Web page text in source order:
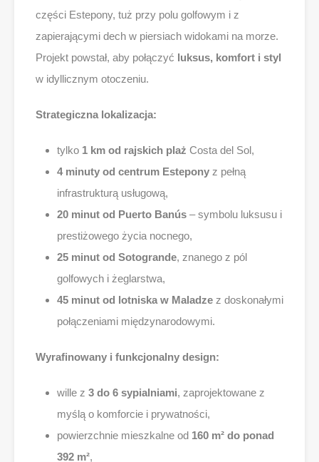
części Estepony, tuż przy polu golfowym i z
zapierającymi dech w piersiach widokami na morze.
Projekt powstał, aby połączyć luksus, komfort i styl
w idyllicznym otoczeniu.
Strategiczna lokalizacja:
tylko 1 km od rajskich plaż Costa del Sol,
4 minuty od centrum Estepony z pełną
infrastrukturą usługową,
20 minut od Puerto Banús – symbolu luksusu i
prestiżowego życia nocnego,
25 minut od Sotogrande, znanego z pól
golfowych i żeglarstwa,
45 minut od lotniska w Maladze z doskonałymi
połączeniami międzynarodowymi.
Wyrafinowany i funkcjonalny design:
wille z 3 do 6 sypialniami, zaprojektowane z
myślą o komforcie i prywatności,
powierzchnie mieszkalne od 160 m² do ponad
392 m²,